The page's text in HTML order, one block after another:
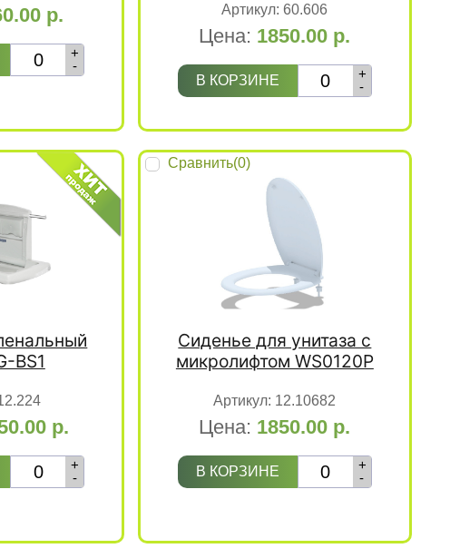
р.
-
+
Артикул:60.606
Цена: 1850.00 р.
В КОРЗИНЕ -
+
BS1
р.
-
+
Сравнить(0)
Сиденье для унитаза с
микролифтом WS0120P
Артикул: 12.10682
Цена: 1850.00 р.
В КОРЗИНЕ -
+